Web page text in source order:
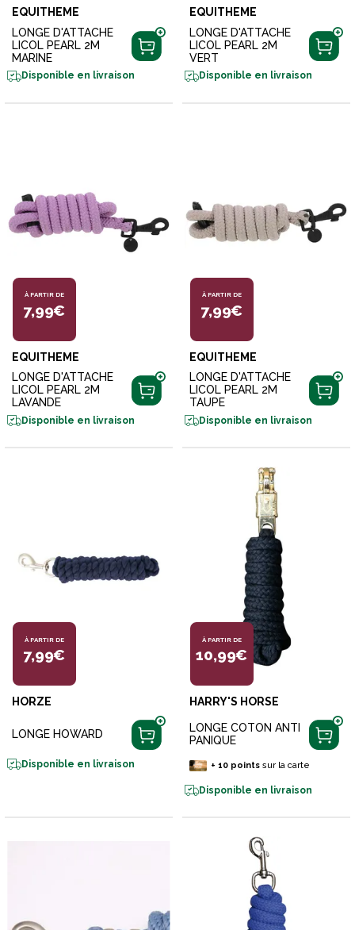
EQUITHEME
LONGE D'ATTACHE
LICOL PEARL 2M
MARINE
Disponible en livraison
EQUITHEME
LONGE D'ATTACHE
LICOL PEARL 2M
VERT
Disponible en livraison
À PARTIR DE
7,99€
EQUITHEME
LONGE D'ATTACHE
LICOL PEARL 2M
LAVANDE
Disponible en livraison
À PARTIR DE
7,99€
EQUITHEME
LONGE D'ATTACHE
LICOL PEARL 2M
TAUPE
Disponible en livraison
À PARTIR DE
7,99€
HORZE
LONGE HOWARD
Disponible en livraison
À PARTIR DE
10,99€
HARRY'S HORSE
LONGE COTON ANTI
PANIQUE
+ 10pointssur la carte
Disponible en livraison